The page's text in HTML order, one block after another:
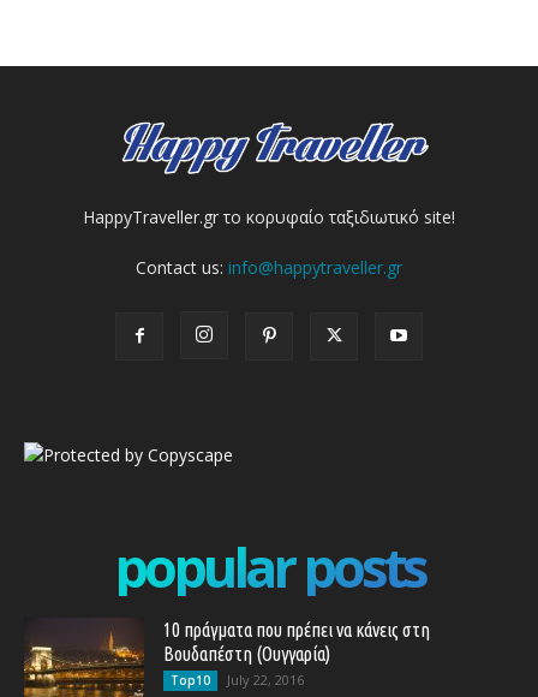
HappyTraveller.gr το κορυφαίο ταξιδιωτικό site!
Contact us: info@happytraveller.gr
popular posts
10 πράγματα που πρέπει να κάνεις στη
Βουδαπέστη (Ουγγαρία)
Top10 July 22, 2016